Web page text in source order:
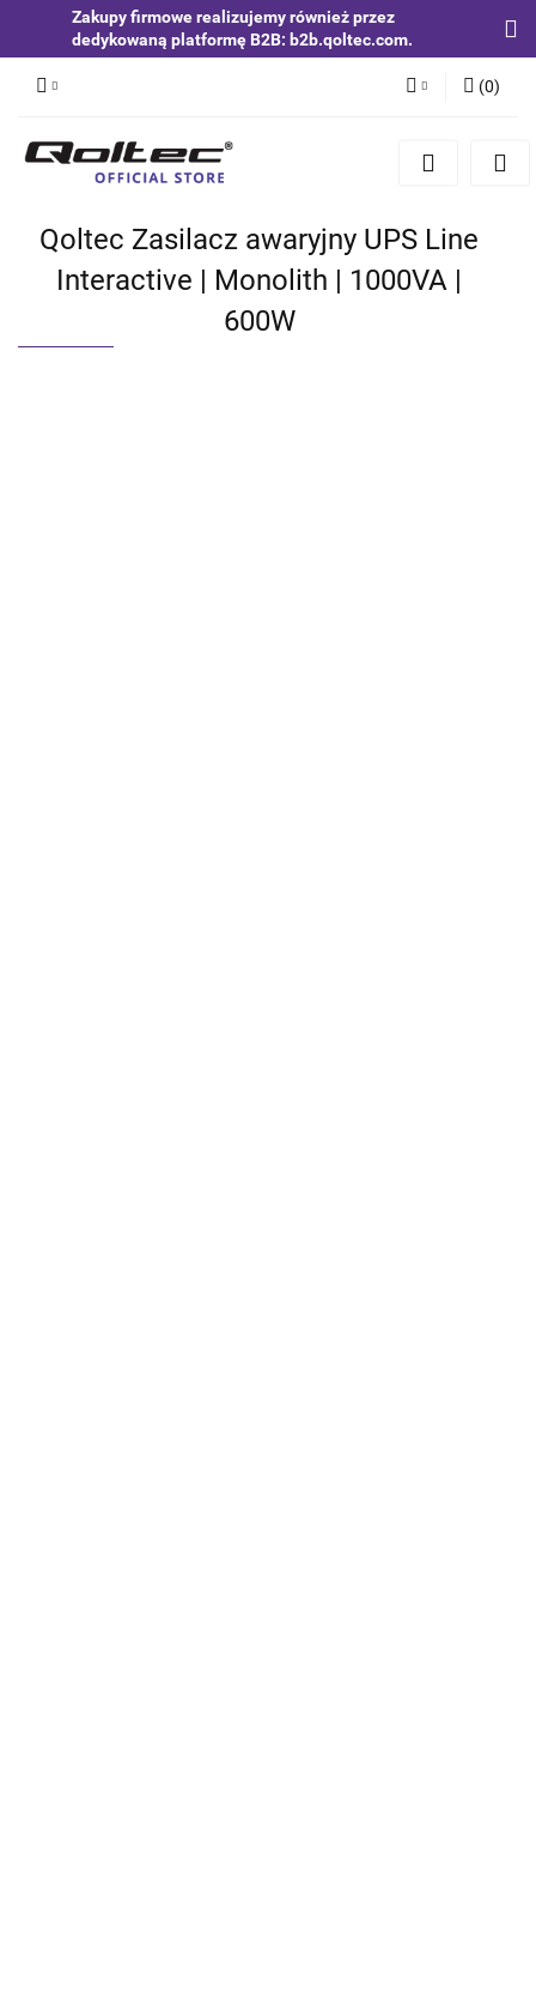
Zakupy firmowe realizujemy również przez
dedykowaną platformę B2B: b2b.qoltec.com.
Zaloguj się
Zgody cookies
(0)
Qoltec Zasilacz awaryjny UPS Line
Interactive | Monolith | 1000VA |
600W